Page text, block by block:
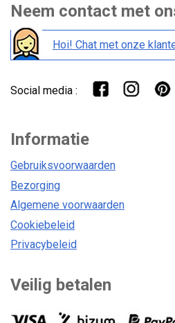
Neem contact met
Hoi! Chat met onze
Social media :
Informatie
Gebruiksvoorwaarden
Bezorging
Algemene voorwaarden
Cookiebeleid
Privacybeleid
Veilig betalen